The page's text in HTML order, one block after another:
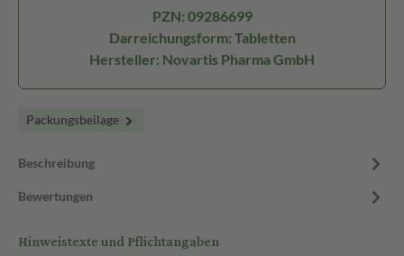
PZN: 09286699
Darreichungsform: Tabletten
Hersteller: Novartis Pharma GmbH
Packungsbeilage
Beschreibung
Bewertungen
Hinweistexte und Pflichtangaben